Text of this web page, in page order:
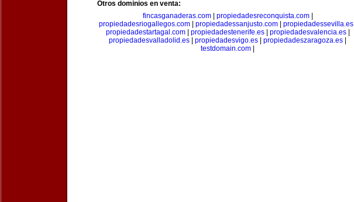
Otros dominios en venta:
fincasganaderas.com| propiedadesreconquista.com|
propiedadesriogallegos.com| propiedadessanjusto.com| propiedadessevilla.es|
propiedadestartagal.com| propiedadestenerife.es| propiedadesvalencia.es|
propiedadesvalladolid.es
propiedadesvigo.es propiedadeszaragoza.es
testdomain.com